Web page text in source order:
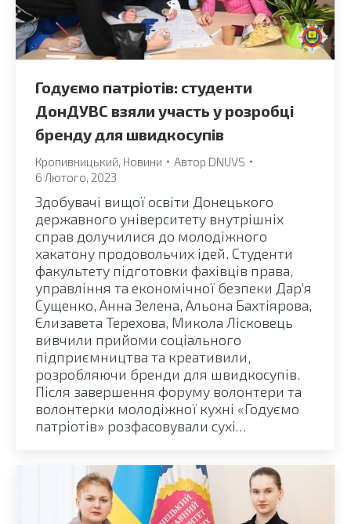
Годуємо патріотів: студенти
ДонДУВС взяли участь у розробці
бренду для швидкосупів
Кропивницький Новини Автор DNUVS
6 Лютого, 2023
Здобувачі вищої освіти Донецького
державного університету внутрішніх
справ долучилися до молодіжного
хакатону продовольчих ідей. Студенти
факультету підготовки фахівців права,
управління та економічної безпеки Дар’я
Сущенко, Анна Зелена, Альона Бахтіярова,
Єлизавета Терехова, Микола Лісковець
вивчили прийоми соціального
підприємництва та креативили,
розробляючи бренди для швидкосупів.
Після завершення форуму волонтери та
волонтерки молодіжної кухні «Годуємо
патріотів» розфасовували сухі…